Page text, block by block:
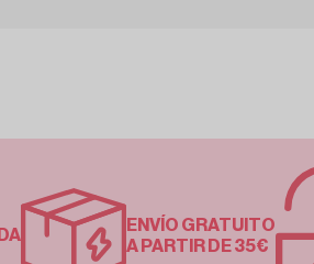
ENVÍO GRATUITO
A PARTIR DE 35€